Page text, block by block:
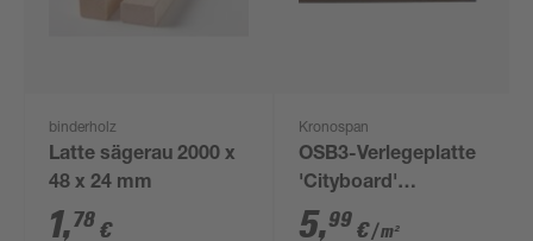
binderholz
Latte sägerau 2000 x
48 x 24 mm
1,78 €
Kronospan
OSB3-Verlegeplatte
'Cityboard'
ungeschliffen 1690 x
5,99 €/ m²